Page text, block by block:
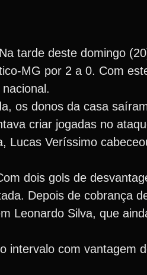
tarde deste domingo
MG por 2 a 0. Com
os donos da casa
criar jogadas no
Lucas Veríssimo
dois gols de
Depois de cobrança
Leonardo Silva, que
intervalo com vantagem